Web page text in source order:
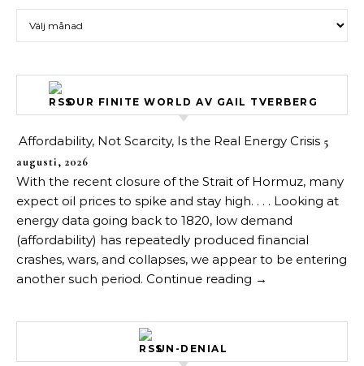
OUR FINITE WORLD AV GAIL TVERBERG
Affordability, Not Scarcity, Is the Real Energy Crisis 5
augusti, 2026
With the recent closure of the Strait of Hormuz, many
expect oil prices to spike and stay high. . . . Looking at
energy data going back to 1820, low demand
(affordability) has repeatedly produced financial
crashes, wars, and collapses, we appear to be entering
another such period. Continue reading →
UN-DENIAL